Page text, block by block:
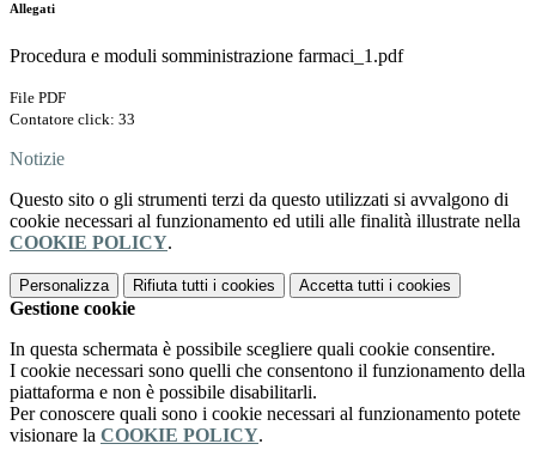
Allegati
Procedura e moduli somministrazione farmaci_1.pdf
File PDF
Contatore click: 33
Notizie
Questo sito o gli strumenti terzi da questo utilizzati si avvalgono di
cookie necessari al funzionamento ed utili alle finalità illustrate nella
COOKIE POLICY.
Personalizza Rifiuta tutti i cookies Accetta tutti i cookies
Gestione cookie
In questa schermata è possibile scegliere quali cookie consentire.
I cookie necessari sono quelli che consentono il funzionamento della
piattaforma e non è possibile disabilitarli.
Per conoscere quali sono i cookie necessari al funzionamento potete
visionare la COOKIE POLICY.